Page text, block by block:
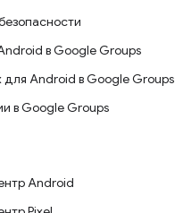
в Google Groups
для Android в Google Groups
в Google Groups
Android